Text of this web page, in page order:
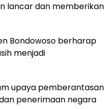
lancar dan memberikan
Bondowoso berharap
menjadi
upaya pemberantasan
penerimaan negara